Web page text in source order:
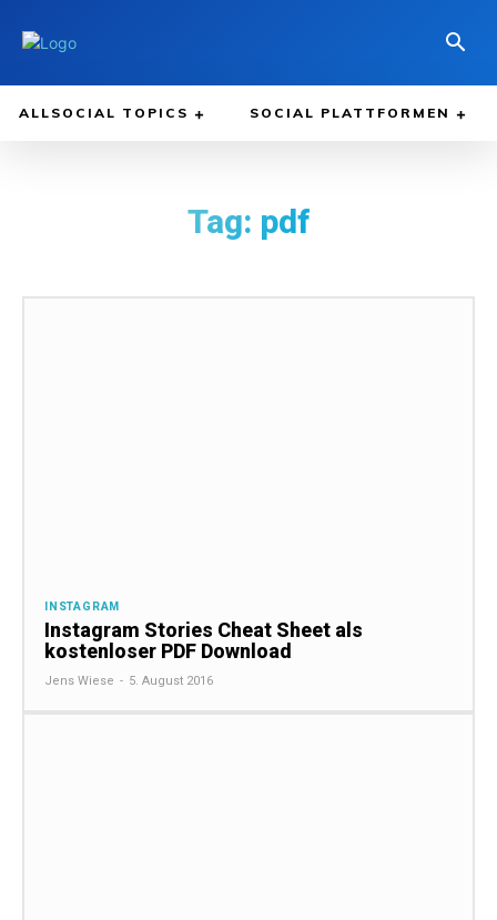
ALLSOCIAL TOPICS SOCIAL PLATTFORMEN
Tag: pdf
INSTAGRAM
Instagram Stories Cheat Sheet als
kostenloser PDF Download
Jens Wiese - 5. August 2016